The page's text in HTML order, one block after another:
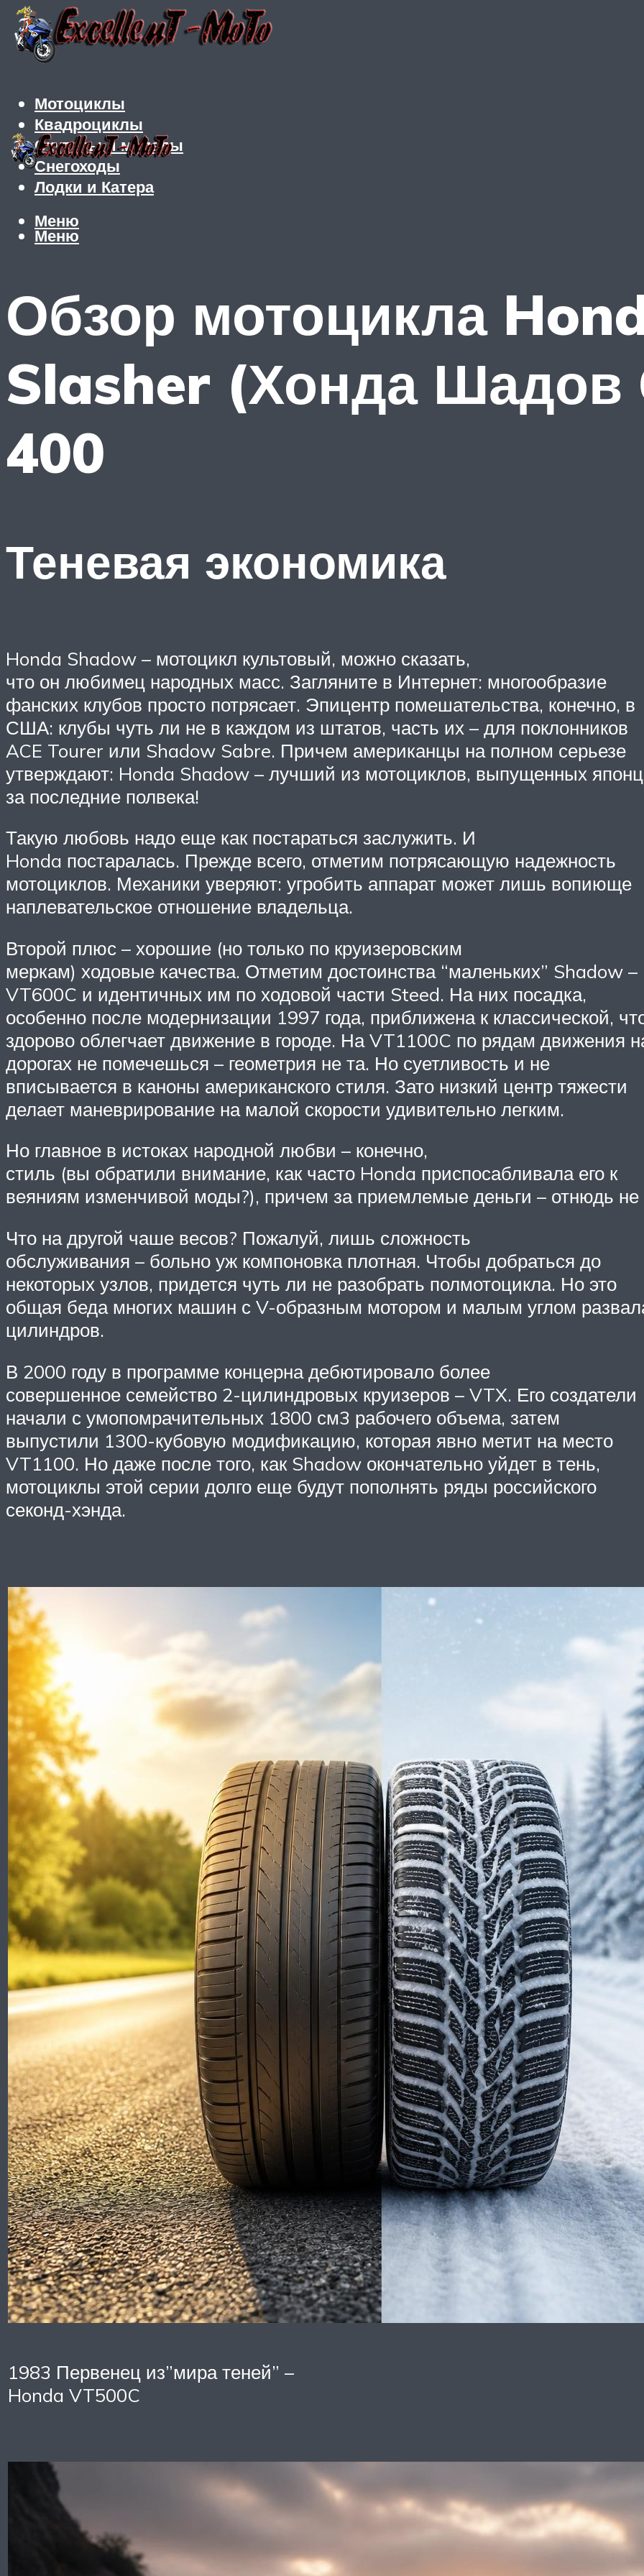
Мотоциклы
Квадроциклы
Скутеры и мопеды
Снегоходы
Лодки и Катера
Меню
Меню
Обзор мотоцикла
Slasher (Хонда
400
Теневая экономика
Honda Shadow – мотоцикл культовый, можно сказать,
что он любимец народных масс. Загляните в Интернет: многообразие
фанских клубов просто потрясает. Эпицентр помешательства, конечно, в
США: клубы чуть ли не в каждом из штатов, часть их – для поклонников
ACE Tourer или Shadow Sabre. Причем американцы на полном серьезе
утверждают: Honda Shadow – лучший из мотоциклов, выпущенных
за последние полвека!
Такую любовь надо еще как постараться заслужить. И
Honda постаралась. Прежде всего, отметим потрясающую надежность
мотоциклов. Механики уверяют: угробить аппарат может лишь вопиюще
наплевательское отношение владельца.
Второй плюс – хорошие (но только по круизеровским
меркам) ходовые качества. Отметим достоинства “маленьких” Shadow –
VT600C и идентичных им по ходовой части Steed. На них посадка,
особенно после модернизации 1997 года, приближена к классической,
здорово облегчает движение в городе. На VT1100C по рядам движения
дорогах не помечешься – геометрия не та. Но суетливость и не
вписывается в каноны американского стиля. Зато низкий центр тяжести
делает маневрирование на малой скорости удивительно легким.
Но главное в истоках народной любви – конечно,
стиль (вы обратили внимание, как часто Honda приспосабливала его к
веяниям изменчивой моды?), причем за приемлемые деньги – отнюдь не
Что на другой чаше весов? Пожалуй, лишь сложность
обслуживания – больно уж компоновка плотная. Чтобы добраться до
некоторых узлов, придется чуть ли не разобрать полмотоцикла. Но это
общая беда многих машин с V-образным мотором и малым углом
цилиндров.
В 2000 году в программе концерна дебютировало более
совершенное семейство 2-цилиндровых круизеров – VTX. Его создатели
начали с умопомрачительных 1800 см3 рабочего объема, затем
выпустили 1300-кубовую модификацию, которая явно метит на место
VT1100. Но даже после того, как Shadow окончательно уйдет в тень,
мотоциклы этой серии долго еще будут пополнять ряды российского
секонд-хэнда.
1983 Первенец из”мира теней” –
Honda VT500C